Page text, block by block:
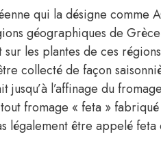
qui la désigne comme
géographiques de
sur les plantes de ces
collecté de façon
l’affinage du
fromage « feta »
légalement être appelé feta